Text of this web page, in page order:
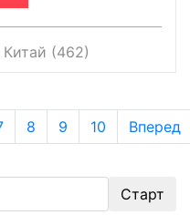
Китай (462)
8 9 10 Вперед